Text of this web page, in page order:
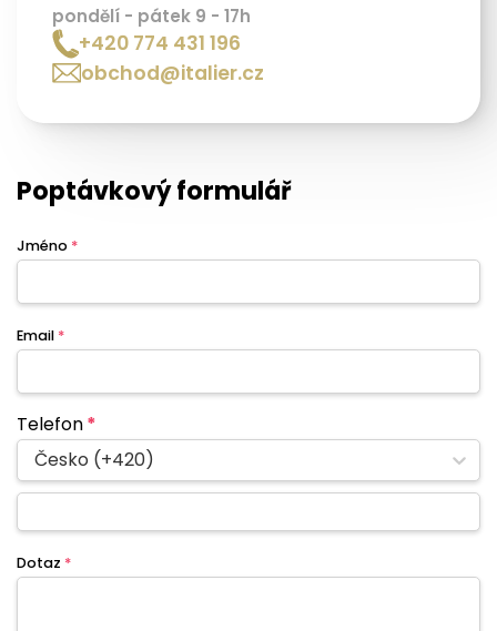
pondělí - pátek 9 - 17h
+420 774 431 196
obchod@italier.cz
Poptávkový formulář
Jméno *
Email *
Telefon*
Česko (+420)
Dotaz *